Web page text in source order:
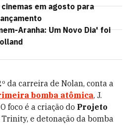
em agosto para
Aranha: Um Novo Dia' foi
da carreira de Nolan, conta a
bomba atômica, J.
foco é a criação do Projeto
Trinity, e detonação da bomba